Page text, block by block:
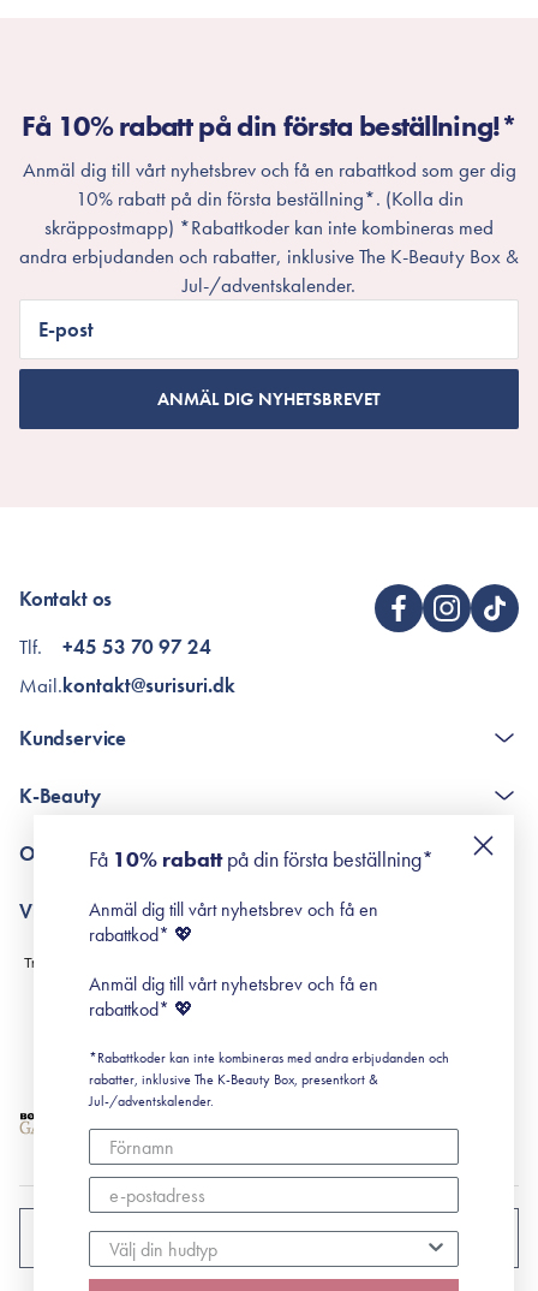
Få 10% rabatt på din första beställning!*
Anmäl dig till vårt nyhetsbrev och få en rabattkod som ger dig
10% rabatt på din första beställning*. (Kolla din
skräppostmapp) *Rabattkoder kan inte kombineras med
andra erbjudanden och rabatter, inklusive The K-Beauty Box &
Jul-/adventskalender.
E-post
ANMÄL DIG NYHETSBREVET
Kontakt os
Tlf.
Mail.
+45 53 70 97 24
kontakt@surisuri.dk
Kundservice
Poängshop - frågor och svar
K-Beauty
Retinol för nybörjare
Om Surisuri
Black Friday
Villkor
Leverans & Retur
Köpvillkor
Prenumerationsvillkor
Cookiepolicy
SVERIGE
Få 10% rabattpå din första beställning*
Anmäl dig till vårt nyhetsbrev och få en
rabattkod* 💖
Anmäl dig till vårt nyhetsbrev och få en
rabattkod* 💖
*Rabattkoder kan inte kombineras med andra erbjudanden och
rabatter, inklusive The K-Beauty Box, presentkort &
Jul-/adventskalender.